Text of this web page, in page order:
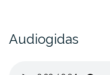
Audiogidas